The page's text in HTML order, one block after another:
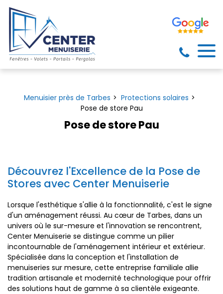
Menuisier près de Tarbes
Protections solaires
Pose de store Pau
Pose de store Pau
Découvrez l'Excellence de la Pose de
Stores avec Center Menuiserie
Lorsque l'esthétique s'allie à la fonctionnalité, c'est le signe
d'un aménagement réussi. Au cœur de Tarbes, dans un
univers où le sur-mesure et l'innovation se rencontrent,
Center Menuiserie se distingue comme un pilier
incontournable de l'aménagement intérieur et extérieur.
Spécialisée dans la conception et l'installation de
menuiseries sur mesure, cette entreprise familiale allie
tradition artisanale et modernité technologique pour offrir
des solutions haut de gamme à sa clientèle exigeante.
Panneau de gestion des cookies